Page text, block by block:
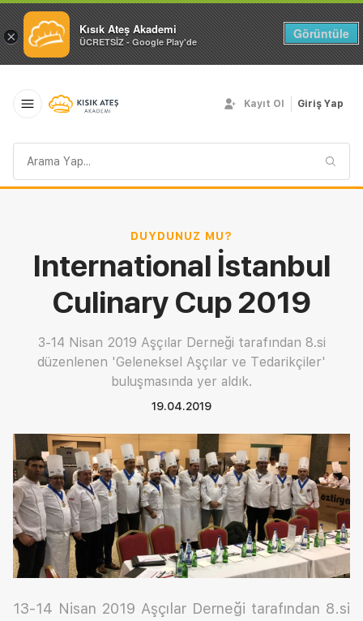
× Kısık Ateş Akademi
ÜCRETSİZ - Google Play'de
Görüntüle
sorgusu
Kayıt Ol Giriş Yap
DUYDUNUZ MU?
International İstanbul
Culinary Cup 2019
3-14 Nisan 2019 Aşçılar Derneği tarafından 8.si
düzenlenen 'Geleneksel Aşçılar ve Tedarikçiler'
buluşmasında yer aldık.
19.04.2019
13-14 Nisan 2019 Aşçılar Derneği tarafından 8.si